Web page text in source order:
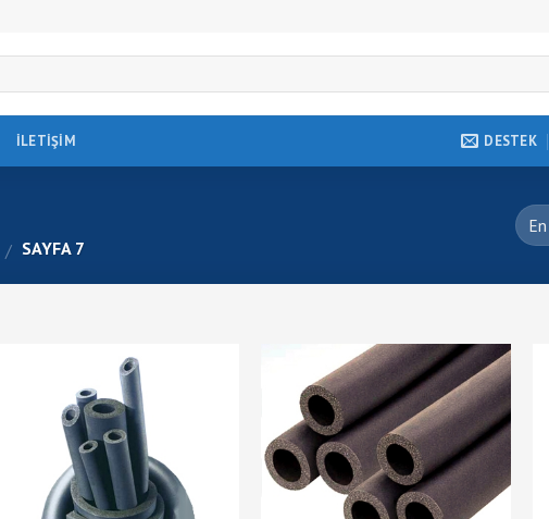
İLETIŞIM DESTEK
/ SAYFA 7